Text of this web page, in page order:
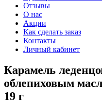
Отзывы
О нас
Акции
Как сделать заказ
Контакты
Личный кабинет
Карамель
облепиховым
19 г